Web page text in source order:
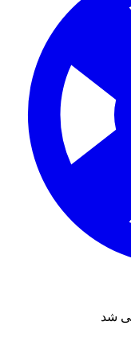
شد